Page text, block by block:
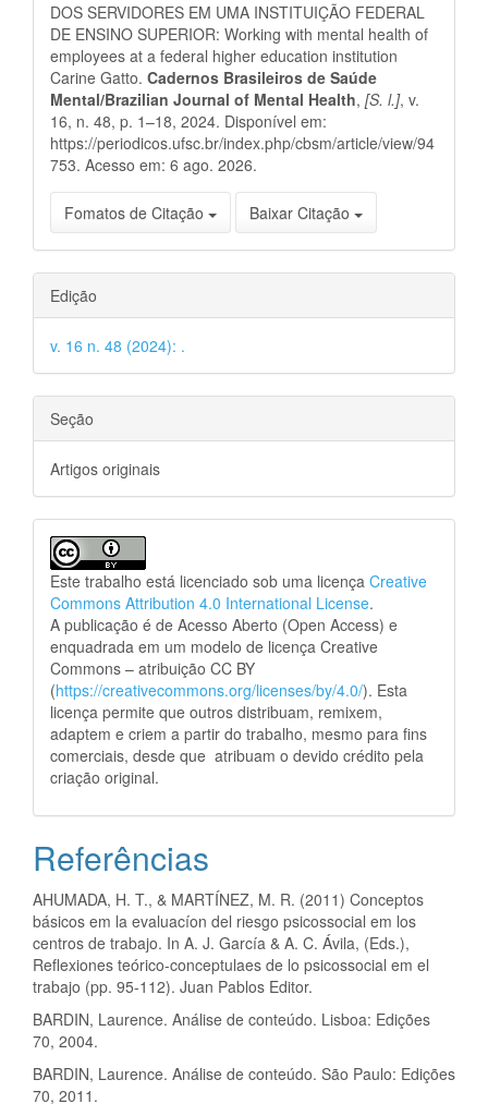
artigo
DOS SERVIDORES EM UMA INSTITUIÇÃO FEDERAL
DE ENSINO SUPERIOR: Working with mental health of
employees at a federal higher education institution
Carine Gatto. Cadernos Brasileiros de Saúde
Mental/Brazilian Journal of Mental Health, [S. l.], v.
16, n. 48, p. 1–18, 2024. Disponível em:
https://periodicos.ufsc.br/index.php/cbsm/article/view/94
753. Acesso em: 6 ago. 2026.
Fomatos de Citação Baixar Citação
Edição
v. 16 n. 48 (2024): .
Seção
Artigos originais
Este trabalho está licenciado sob uma licença Creative
Commons Attribution 4.0 International License.
A publicação é de Acesso Aberto (Open Access) e
enquadrada em um modelo de licença Creative
Commons – atribuição CC BY
(https://creativecommons.org/licenses/by/4.0/). Esta
licença permite que outros distribuam, remixem,
adaptem e criem a partir do trabalho, mesmo para fins
comerciais, desde que atribuam o devido crédito pela
criação original.
Referências
AHUMADA, H. T., & MARTÍNEZ, M. R. (2011) Conceptos
básicos em la evaluacíon del riesgo psicossocial em los
centros de trabajo. In A. J. García & A. C. Ávila, (Eds.),
Reflexiones teórico-conceptulaes de lo psicossocial em el
trabajo (pp. 95-112). Juan Pablos Editor.
BARDIN, Laurence. Análise de conteúdo. Lisboa: Edições
70, 2004.
BARDIN, Laurence. Análise de conteúdo. São Paulo: Edições
70, 2011.